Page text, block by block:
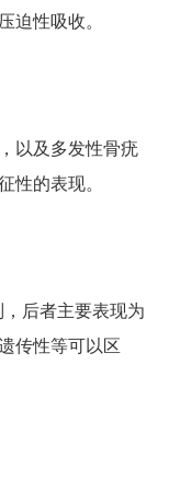
性吸收。
以及多发性骨疣
性的表现。
后者主要表现为
传性等可以区